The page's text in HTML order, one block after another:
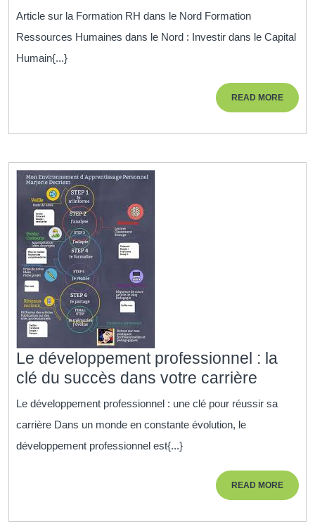
en
dans
Article sur la Formation RH dans le Nord Formation
Ressources Humaines dans le Nord : Investir dans le Capital
Humain{...}
READ MOREREAD
MORE
Le développement professionnel : la
clé du succès dans votre carrière
clé
Le développement professionnel : une clé pour réussir sa
carrière Dans un monde en constante évolution, le
développement professionnel est{...}
READ MOREREAD
MORE